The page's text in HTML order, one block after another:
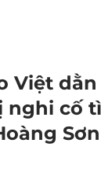
Việt dằn
nghi cố
Sơn